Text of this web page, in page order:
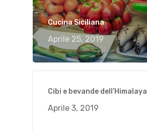
Cucina Siciliana
Aprile 25, 2019
Cibi e bevande dell’Himalaya
Aprile 3, 2019